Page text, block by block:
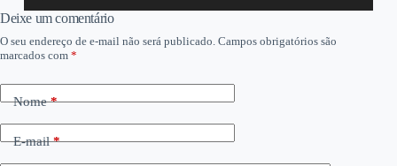
áudio
Deixe um comentário
O seu endereço de e-mail não será publicado. Campos obrigatórios são
marcados com *
Nome*
E-mail*